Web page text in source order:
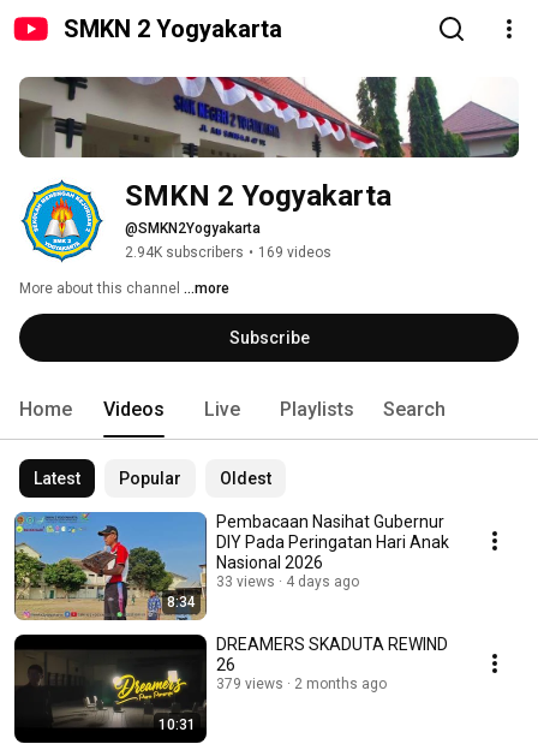
SMKN 2 Yogyakarta
SMKN 2 Yogyakarta
@SMKN2Yogyakarta
2.94K subscribers • 169 videos
More about this channel ...more
Subscribe
Home Videos Live Playlists Search
Latest Popular Oldest
8:34
Pembacaan Nasihat Gubernur
DIY Pada Peringatan Hari Anak
Nasional 2026
33 views 4 days ago
10:31
DREAMERS SKADUTA REWIND
26
379 views 2 months ago